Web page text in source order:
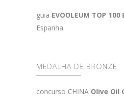
guia EVOOLEUM TOP 100
Espanha
MEDALHA DE BRONZE
concurso CHINA Olive Oil